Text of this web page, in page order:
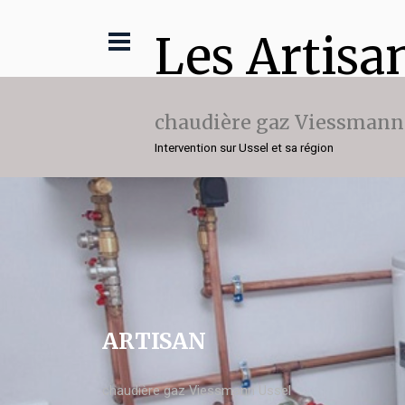
Les
chaudière gaz Viessmann
Intervention sur Ussel et sa région
ARTISAN
chaudière gaz Viessmann Ussel